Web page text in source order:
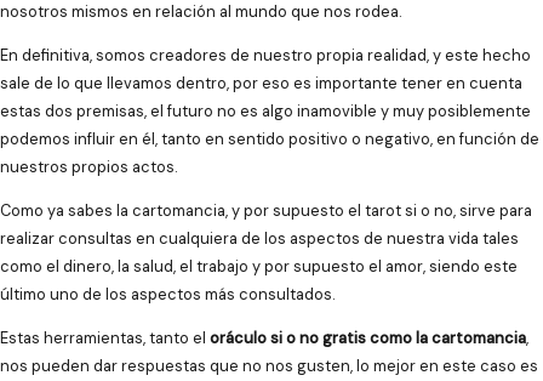
nosotros mismos en relación al mundo que nos rodea.
En definitiva, somos creadores de nuestro propia realidad, y este hecho
sale de lo que llevamos dentro, por eso es importante tener en cuenta
estas dos premisas, el futuro no es algo inamovible y muy posiblemente
podemos influir en él, tanto en sentido positivo o negativo, en función de
nuestros propios actos.
Como ya sabes la cartomancia, y por supuesto el tarot si o no, sirve para
realizar consultas en cualquiera de los aspectos de nuestra vida tales
como el dinero, la salud, el trabajo y por supuesto el amor, siendo este
último uno de los aspectos más consultados.
Estas herramientas, tanto el oráculo si o no gratis como la cartomancia,
nos pueden dar respuestas que no nos gusten, lo mejor en este caso es